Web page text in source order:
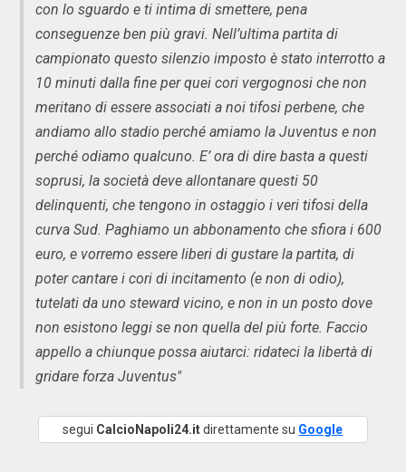
con lo sguardo e ti intima di smettere, pena
conseguenze ben più gravi. Nell’ultima partita di
campionato questo silenzio imposto è stato interrotto a
10 minuti dalla fine per quei cori vergognosi che non
meritano di essere associati a noi tifosi perbene, che
andiamo allo stadio perché amiamo la Juventus e non
perché odiamo qualcuno. E’ ora di dire basta a questi
soprusi, la società deve allontanare questi 50
delinquenti, che tengono in ostaggio i veri tifosi della
curva Sud. Paghiamo un abbonamento che sfiora i 600
euro, e vorremo essere liberi di gustare la partita, di
poter cantare i cori di incitamento (e non di odio),
tutelati da uno steward vicino, e non in un posto dove
non esistono leggi se non quella del più forte. Faccio
appello a chiunque possa aiutarci: ridateci la libertà di
gridare forza Juventus"
segui CalcioNapoli24.itdirettamente su Google